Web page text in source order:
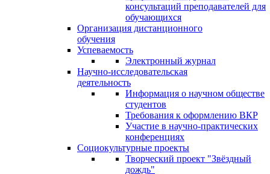
консультаций преподавателей для
обучающихся
Организация дистанционного
обучения
Успеваемость
Электронный журнал
Научно-исследовательская
деятельность
Информация о научном обществе
студентов
Требования к оформлению ВКР
Участие в научно-практических
конференциях
Социокультурные проекты
Творческий проект "Звёздный
дождь"